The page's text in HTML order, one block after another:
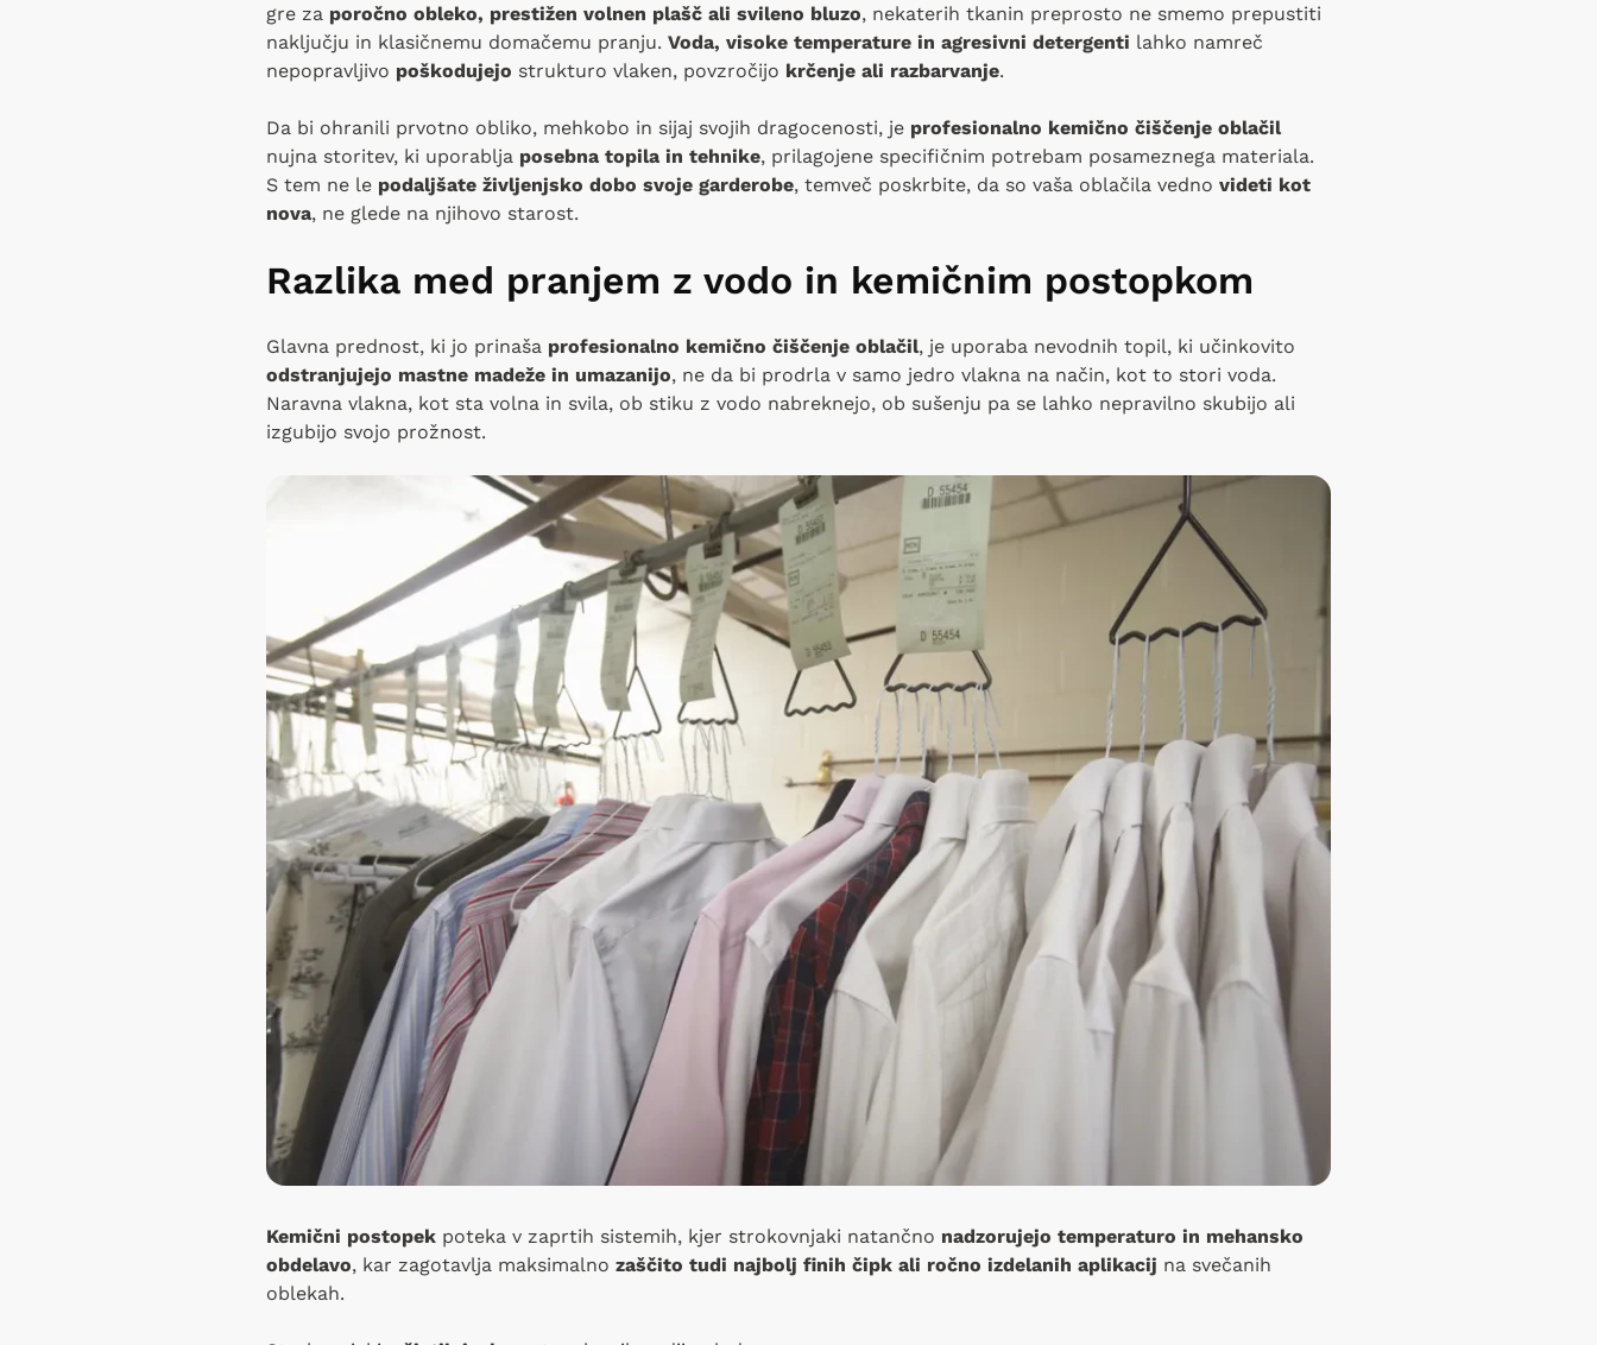
gre za poročno obleko, prestižen volnen plašč ali svileno bluzo, nekaterih tkanin preprosto ne smemo prepustiti
naključju in klasičnemu domačemu pranju. Voda, visoke temperature in agresivni detergenti lahko namreč
nepopravljivo poškodujejo strukturo vlaken, povzročijo krčenje ali razbarvanje.
Da bi ohranili prvotno obliko, mehkobo in sijaj svojih dragocenosti, je profesionalno kemično čiščenje oblačil
nujna storitev, ki uporablja posebna topila in tehnike, prilagojene specifičnim potrebam posameznega materiala.
S tem ne le podaljšate življenjsko dobo svoje garderobe, temveč poskrbite, da so vaša oblačila vedno videti kot
nova, ne glede na njihovo starost.
Razlika med pranjem z vodo in kemičnim postopkom
Glavna prednost, ki jo prinaša profesionalno kemično čiščenje oblačil, je uporaba nevodnih topil, ki učinkovito
odstranjujejo mastne madeže in umazanijo, ne da bi prodrla v samo jedro vlakna na način, kot to stori voda.
Naravna vlakna, kot sta volna in svila, ob stiku z vodo nabreknejo, ob sušenju pa se lahko nepravilno skubijo ali
izgubijo svojo prožnost.
Kemični postopek poteka v zaprtih sistemih, kjer strokovnjaki natančno nadzorujejo temperaturo in mehansko
obdelavo, kar zagotavlja maksimalno zaščito tudi najbolj finih čipk ali ročno izdelanih aplikacij na svečanih
oblekah.